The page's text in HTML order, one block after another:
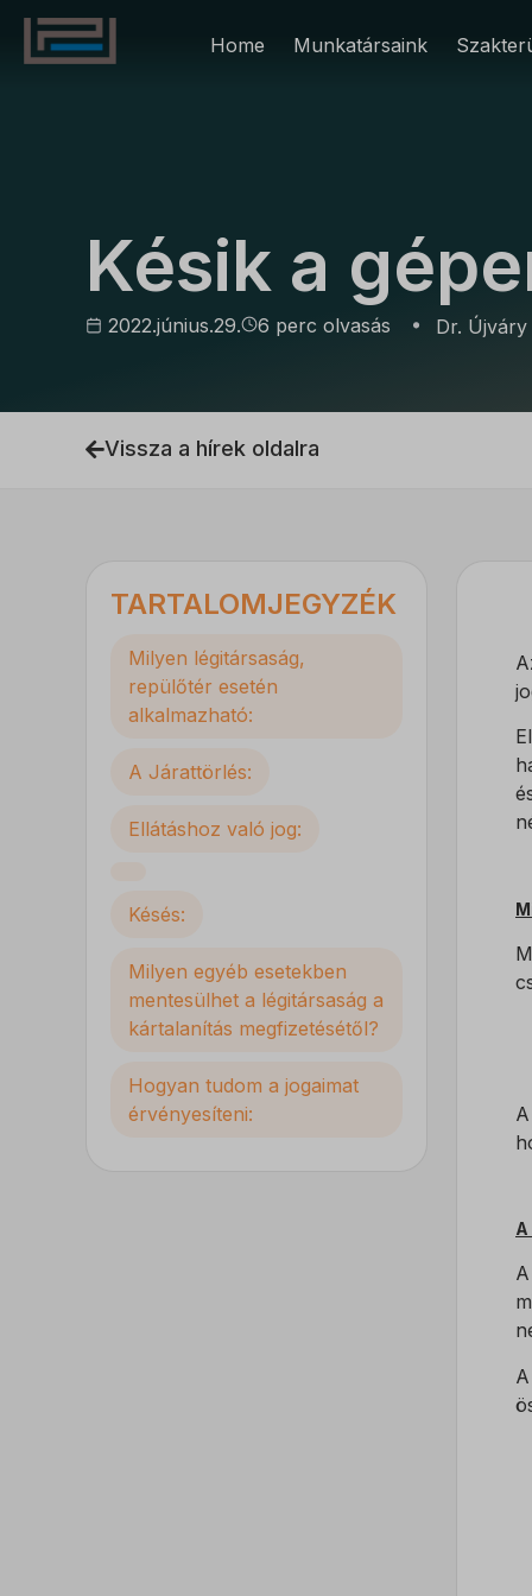
Home Munkatársaink
Késik a
2022.június.29. 6 perc olvasás Dr.
Vissza a hírek oldalra
TARTALOMJEGYZÉK
Milyen légitársaság,
repülőtér esetén
alkalmazható:
A Járattörlés:
Ellátáshoz való jog:
Késés:
Milyen egyéb esetekben
mentesülhet a légitársaság a
kártalanítás megfizetésétől?
Hogyan tudom a jogaimat
érvényesíteni: